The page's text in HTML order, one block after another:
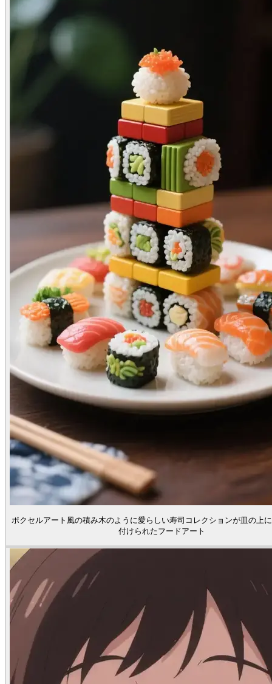
ボクセルアート風の積み木のように愛らしい寿司コレクションが皿の上
付けられたフードアート